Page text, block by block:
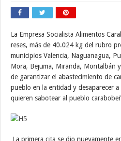
La Empresa Socialista Alimentos
reses, más de 40.024 kg del rubro
municipios Valencia, Naguanagua,
Mora, Bejuma, Miranda, Montalbán
de garantizar el abastecimiento de
pueblo en la entidad y desaparecer
quieren sabotear al pueblo
La primera cita se dio nuevamente